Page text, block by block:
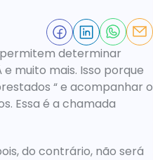
determinar
e muito mais. Isso porque
“ e acompanhar o
Essa é a chamada
do contrário, não será